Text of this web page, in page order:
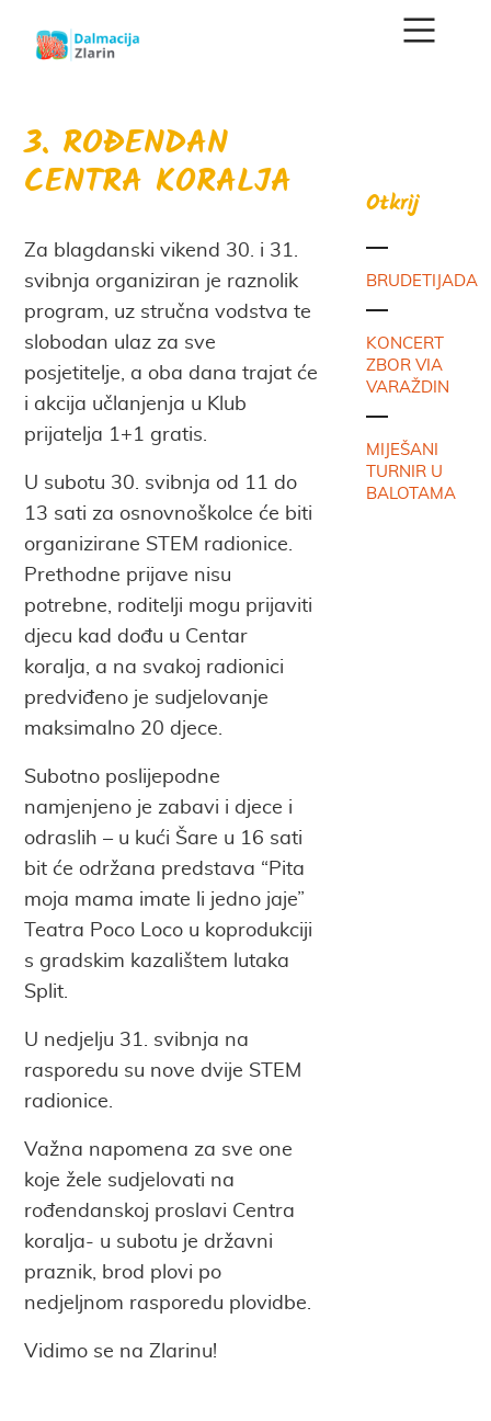
3. ROĐENDAN
CENTRA KORALJA
Za blagdanski vikend 30. i 31.
svibnja organiziran je raznolik
program, uz stručna vodstva te
slobodan ulaz za sve
posjetitelje, a oba dana trajat će
i akcija učlanjenja u Klub
prijatelja 1+1 gratis.
U subotu 30. svibnja od 11 do
13 sati za osnovnoškolce će biti
organizirane STEM radionice.
Prethodne prijave nisu
potrebne, roditelji mogu prijaviti
djecu kad dođu u Centar
koralja, a na svakoj radionici
predviđeno je sudjelovanje
maksimalno 20 djece.
Subotno poslijepodne
namjenjeno je zabavi i djece i
odraslih – u kući Šare u 16 sati
bit će održana predstava “Pita
moja mama imate li jedno jaje”
Teatra Poco Loco u koprodukciji
s gradskim kazalištem lutaka
Split.
U nedjelju 31. svibnja na
rasporedu su nove dvije STEM
radionice.
Važna napomena za sve one
koje žele sudjelovati na
rođendanskoj proslavi Centra
koralja- u subotu je državni
praznik, brod plovi po
nedjeljnom rasporedu plovidbe.
Vidimo se na Zlarinu!
Otkrij
BRUDETIJADA
KONCERT
ZBOR VIA
VARAŽDIN
MIJEŠANI
TURNIR U
BALOTAMA